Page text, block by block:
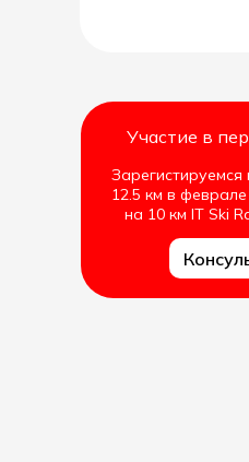
Участие в
Зарегистируемся
12.5 км в
на 10 км IT Ski